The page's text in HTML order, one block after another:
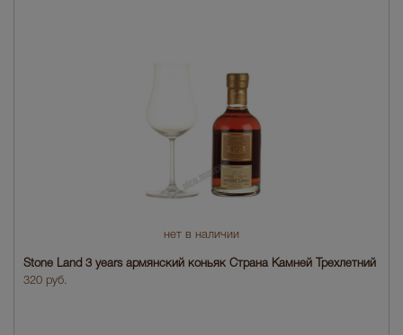
нет в наличии
Stone Land 3 years армянский коньяк Страна Камней Трехлетний
320 руб.